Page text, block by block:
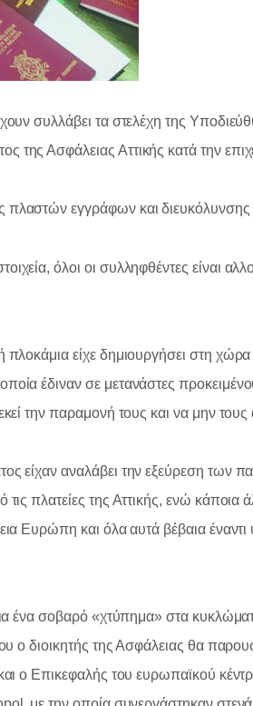
συλλάβει τα στελέχη της
της Ασφάλειας Αττικής κατά την
πλαστών εγγράφων και
όλοι οι συλληφθέντες είναι
πλοκάμια είχε δημιουργήσει στη
έδιναν σε μετανάστες
την παραμονή τους και να μην
είχαν αναλάβει την εξεύρεση των
τις πλατείες της Αττικής, ενώ κάποια
Ευρώπη και όλα αυτά βέβαια
ένα σοβαρό «χτύπημα» στα
ο διοικητής της Ασφάλειας θα
ο Επικεφαλής του ευρωπαϊκού